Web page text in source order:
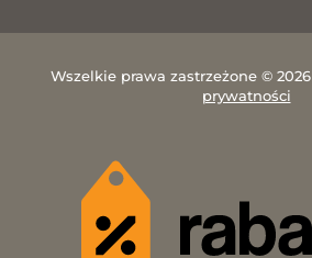
Wszelkie prawa zastrzeżone © 2026
prywatności